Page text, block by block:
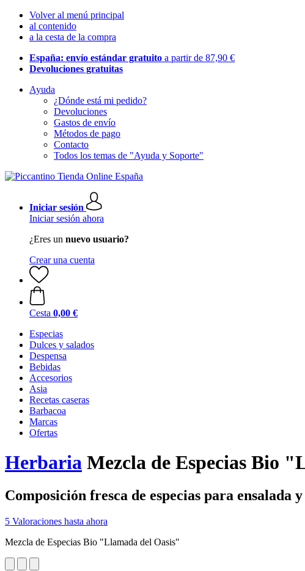
Volver al menú principal
al contenido
a la cesta de la compra
España: envío estándar gratuito a partir de 87,90 €
Devoluciones gratuitas
Ayuda
¿Dónde está mi pedido?
Devoluciones
Gastos de envío
Métodos de pago
Contacto
Todos los temas de "Ayuda y Soporte"
Iniciar sesión
Iniciar sesión ahora
¿Eres un nuevo usuario?
Crear una cuenta
Cesta 0,00 €
Especias
Dulces y salados
Despensa
Bebidas
Accesorios
Asia
Recetas caseras
Barbacoa
Marcas
Ofertas
Herbaria Mezcla de Especias Bio
Composición fresca de especias para ensalada
5 Valoraciones hasta ahora
Mezcla de Especias Bio "Llamada del Oasis"